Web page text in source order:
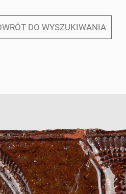
DO WYSZUKIWANIA